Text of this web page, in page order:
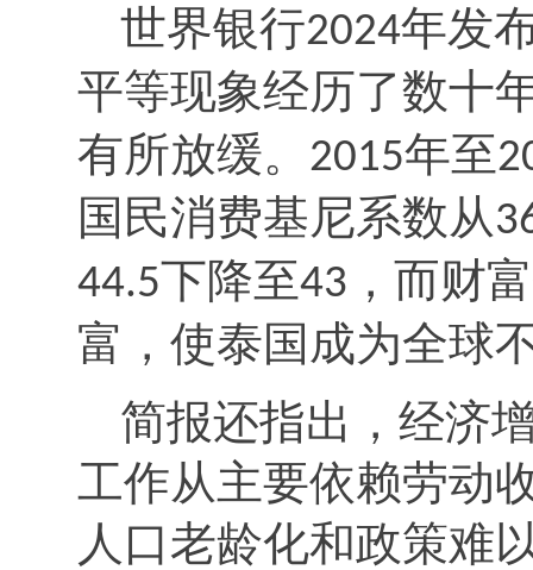
世界银行2024年发
平等现象经历了数十
有所放缓。 2015年至
国民消费基尼系数从
44.5下降至43 ，而财
富，使泰国成为全球
简报还指出，经济
工作从主要依赖劳动
人口老龄化和政策难